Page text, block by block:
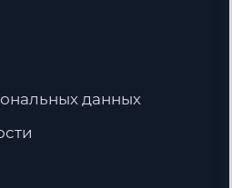
данных